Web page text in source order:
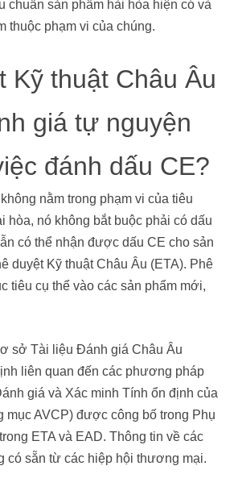
chuẩn sản phẩm hài hòa hiện có và
thuộc phạm vi của chúng.
Kỹ thuật Châu Âu
giá tự nguyện
đánh dấu CE?
nằm trong phạm vi của tiêu
hòa, nó không bắt buộc phải có dấu
có thể nhận được dấu CE cho sản
duyệt Kỹ thuật Châu Âu (ETA). Phê
tiêu cụ thể vào các sản phẩm mới,
sở Tài liệu Đánh giá Châu Âu
liên quan đến các phương pháp
giá và Xác minh Tính ổn định của
mục AVCP) được công bố trong Phụ
ETA và EAD. Thông tin về các
có sẵn từ các hiệp hội thương mại.